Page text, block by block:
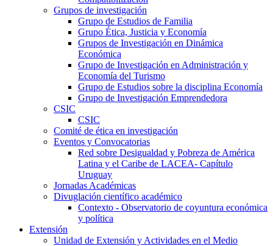
Grupos de investigación
Grupo de Estudios de Familia
Grupo Ética, Justicia y Economía
Grupos de Investigación en Dinámica
Económica
Grupo de Investigación en Administración y
Economía del Turismo
Grupo de Estudios sobre la disciplina Economía
Grupo de Investigación Emprendedora
CSIC
CSIC
Comité de ética en investigación
Eventos y Convocatorias
Red sobre Desigualdad y Pobreza de América
Latina y el Caribe de LACEA- Capítulo
Uruguay
Jornadas Académicas
Divuglación científico académico
Contexto - Observatorio de coyuntura económica
y política
Extensión
Unidad de Extensión y Actividades en el Medio